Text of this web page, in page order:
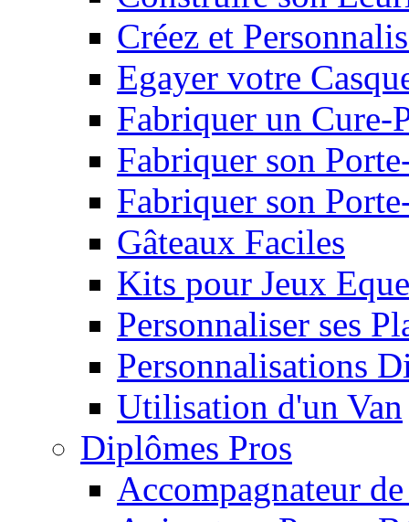
Créez et
Egayer votre
Fabriquer un Cure-
Fabriquer son
Fabriquer son
Gâteaux Faciles
Kits pour Jeux
Personnaliser ses
Personnalisations
Utilisation d'un Van
Diplômes Pros
Accompagnateur